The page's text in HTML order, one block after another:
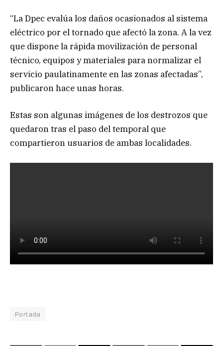
“La Dpec evalúa los daños ocasionados al sistema
eléctrico por el tornado que afectó la zona. A la vez
que dispone la rápida movilización de personal
técnico, equipos y materiales para normalizar el
servicio paulatinamente en las zonas afectadas”,
publicaron hace unas horas.
Estas son algunas imágenes de los destrozos que
quedaron tras el paso del temporal que
compartieron usuarios de ambas localidades.
Portada